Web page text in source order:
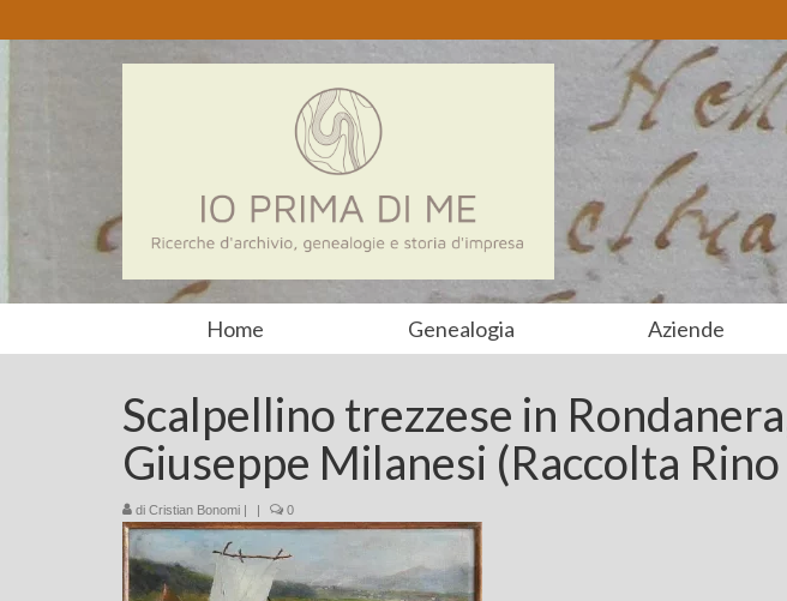
Home Genealogia Aziende
Scalpellino trezzese in
Giuseppe Milanesi (Raccolta Rino
di Cristian Bonomi | | 0